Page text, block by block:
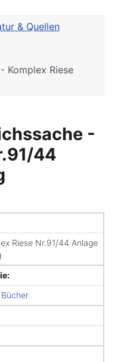
& Quellen
Komplex Riese
-
44
Riese Nr.91/44 Anlage